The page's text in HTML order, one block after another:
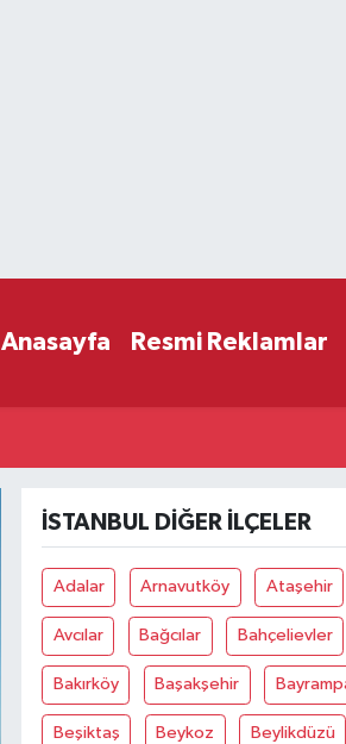
Anasayfa Resmi Reklamlar
İSTANBUL DIĞER İLÇELER
Adalar Arnavutköy Ataşehir
Avcılar Bağcılar Bahçelievler
Bakırköy Başakşehir
Beşiktaş Beykoz Beylikdüzü